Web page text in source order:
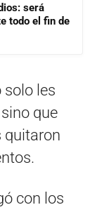
será
todo el fin de
solo les
que
quitaron
con los